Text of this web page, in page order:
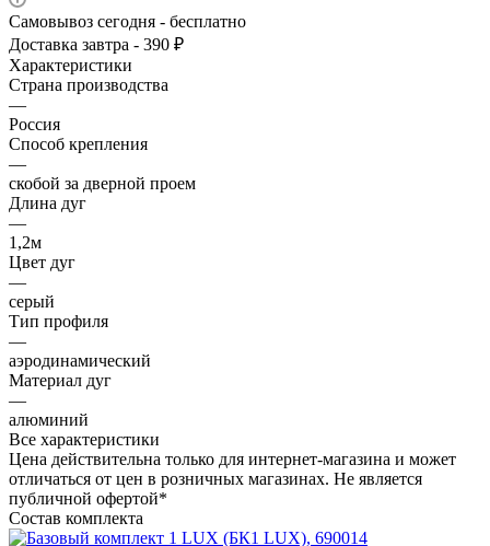
Самовывоз сегодня - бесплатно
Доставка завтра - 390 ₽
Характеристики
Страна производства
—
Россия
Способ крепления
—
скобой за дверной проем
Длина дуг
—
1,2м
Цвет дуг
—
серый
Тип профиля
—
аэродинамический
Материал дуг
—
алюминий
Все характеристики
Цена действительна только для интернет-магазина и может
отличаться от цен в розничных магазинах. Не является
публичной офертой*
Состав комплекта